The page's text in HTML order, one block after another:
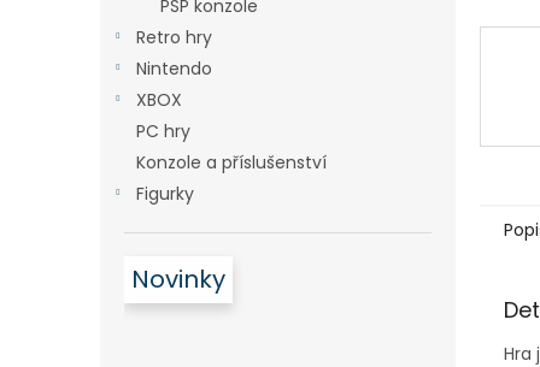
PSP konzole
Retro hry
Nintendo
XBOX
PC hry
Konzole a příslušenství
Figurky
Novinky
Hra